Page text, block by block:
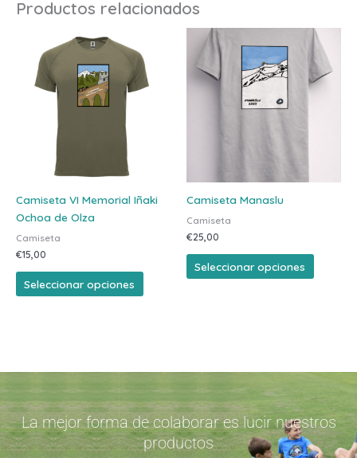
Productos relacionados
Camiseta VI Memorial Iñaki
Ochoa de Olza
Camiseta
€15,00
Seleccionar opciones
producto
tiene
múltiples
elegir
producto
Camiseta Manaslu
Camiseta
€25,00
Seleccionar opciones
Este
tiene
La mejor forma de colaborar es lucir nuestros
productos